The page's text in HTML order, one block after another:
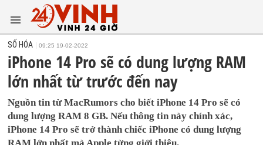
SỐ HÓA 09:25 19-02-2022
iPhone 14 Pro sẽ có dung lượng RAM
lớn nhất từ trước đến nay
Nguồn tin từ MacRumors cho biết iPhone 14 Pro sẽ có
dung lượng RAM 8 GB. Nếu thông tin này chính xác,
iPhone 14 Pro sẽ trở thành chiếc iPhone có dung lượng